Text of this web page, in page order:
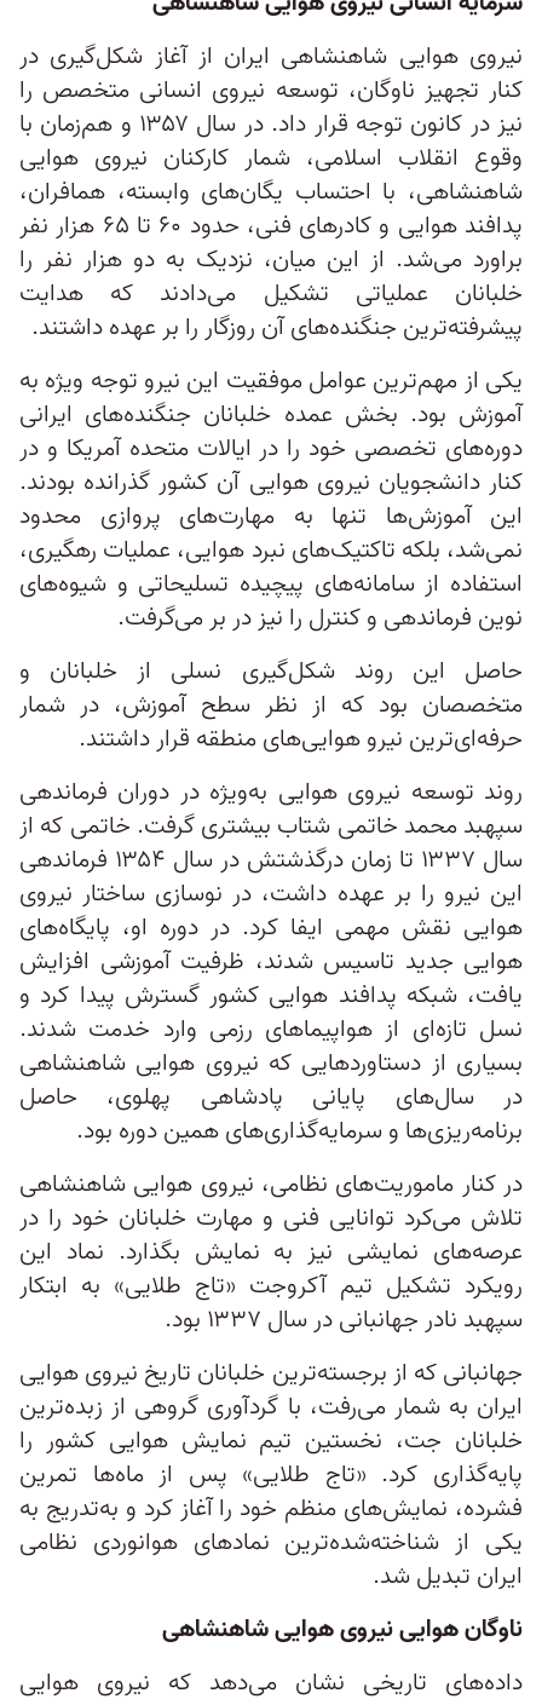
نیروی هوایی شاهنشاهی ایران از آغاز شکل‌گیری در
کنار تجهیز ناوگان، توسعه نیروی انسانی متخصص را
نیز در کانون توجه قرار داد. در سال ۱۳۵۷ و هم‌زمان با
وقوع انقلاب اسلامی، شمار کارکنان نیروی هوایی
شاهنشاهی، با احتساب یگان‌های وابسته، همافران،
پدافند هوایی و کادرهای فنی، حدود ۶۰ تا ۶۵ هزار نفر
براورد می‌شد. از این میان، نزدیک به دو هزار نفر را
خلبانان عملیاتی تشکیل می‌دادند که هدایت
پیشرفته‌ترین جنگنده‌های آن روزگار را بر عهده داشتند.
یکی از مهم‌ترین عوامل موفقیت این نیرو توجه ویژه به
آموزش بود. بخش عمده خلبانان جنگنده‌های ایرانی
دوره‌های تخصصی خود را در ایالات متحده آمریکا و در
کنار دانشجویان نیروی هوایی آن کشور گذرانده بودند.
این آموزش‌ها تنها به مهارت‌های پروازی محدود
نمی‌شد، بلکه تاکتیک‌های نبرد هوایی، عملیات رهگیری،
استفاده از سامانه‌های پیچیده تسلیحاتی و شیوه‌های
نوین فرماندهی و کنترل را نیز در بر می‌گرفت.
حاصل این روند شکل‌گیری نسلی از خلبانان و
متخصصان بود که از نظر سطح آموزش، در شمار
حرفه‌ای‌ترین نیرو هوایی‌‌های منطقه قرار داشتند.
روند توسعه نیروی هوایی به‌ویژه در دوران فرماندهی
سپهبد محمد خاتمی شتاب بیشتری گرفت. خاتمی که از
سال ۱۳۳۷ تا زمان درگذشتش در سال ۱۳۵۴ فرماندهی
این نیرو را بر عهده داشت، در نوسازی ساختار نیروی
هوایی نقش مهمی ایفا کرد. در دوره او، پایگاه‌های
هوایی جدید تاسیس شدند، ظرفیت آموزشی افزایش
یافت، شبکه پدافند هوایی کشور گسترش پیدا کرد و
نسل تازه‌ای از هواپیماهای رزمی وارد خدمت شدند.
بسیاری از دستاوردهایی که نیروی هوایی شاهنشاهی
در سال‌های پایانی پادشاهی پهلوی، حاصل
برنامه‌ریزی‌ها و سرمایه‌گذاری‌های همین دوره بود.
در کنار ماموریت‌های نظامی، نیروی هوایی شاهنشاهی
تلاش می‌کرد توانایی فنی و مهارت خلبانان خود را در
عرصه‌های نمایشی نیز به نمایش بگذارد. نماد این
رویکرد تشکیل تیم آکروجت «تاج طلایی» به ابتکار
سپهبد نادر جهانبانی در سال ۱۳۳۷ بود.
جهانبانی که از برجسته‌ترین خلبانان تاریخ نیروی هوایی
ایران به شمار می‌رفت، با گردآوری گروهی از زبده‌ترین
خلبانان جت، نخستین تیم نمایش هوایی کشور را
پایه‌گذاری کرد. «تاج طلایی» پس از ماه‌ها تمرین
فشرده، نمایش‌های منظم خود را آغاز کرد و به‌تدریج به
یکی از شناخته‌شده‌ترین نمادهای هوانوردی نظامی
ایران تبدیل شد.
ناوگان هوایی نیروی هوایی شاهنشاهی
داده‌های تاریخی نشان می‌دهد که نیروی هوایی